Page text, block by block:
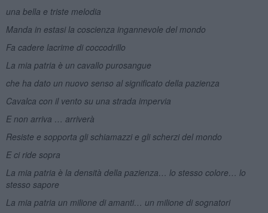
una bella e triste melodia
Manda in estasi la coscienza ingannevole del mondo
Fa cadere lacrime di coccodrillo
La mia patria è un cavallo purosangue
che ha dato un nuovo senso al significato della pazienza
Cavalca con il vento su una strada impervia
E non arriva … arriverà
Resiste e sopporta gli schiamazzi e gli scherzi del mondo
E ci ride sopra
La mia patria è la densità della pazienza… lo stesso colore… lo
stesso sapore
La mia patria un milione di amanti… un milione di sognatori